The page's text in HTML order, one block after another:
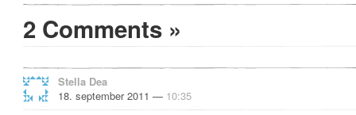
2 Comments »
Stella Dea
18. september 2011 — 10:35